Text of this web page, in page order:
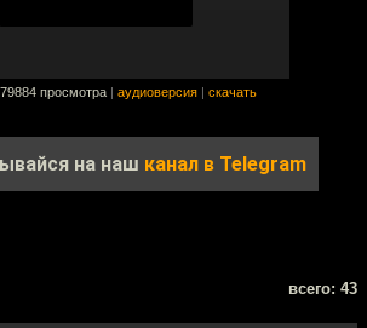
79884 просмотра аудиоверсия скачать
на наш канал в Telegram
всего: 43